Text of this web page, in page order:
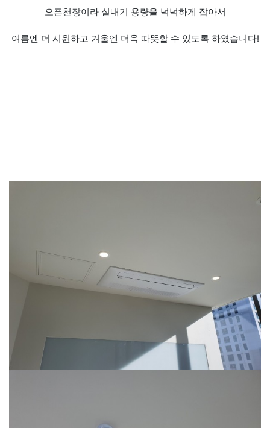
오픈천장이라 실내기 용량을 넉넉하게 잡아서
여름엔 더 시원하고 겨울엔 더욱 따뜻할 수 있도록 하였습니다!